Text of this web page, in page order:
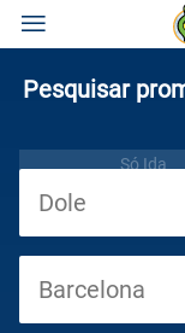
Pesquisar
Só Ida